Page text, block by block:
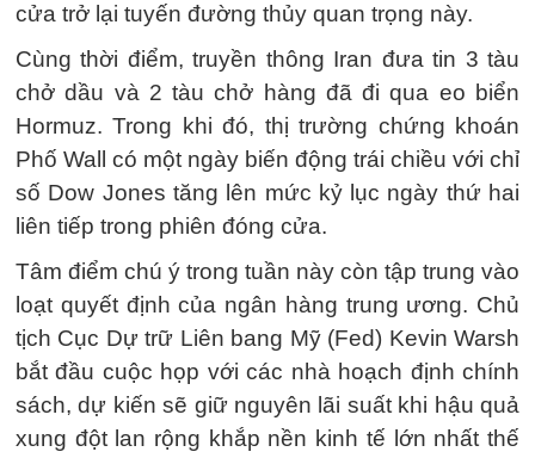
cửa trở lại tuyến đường thủy quan trọng này.
Cùng thời điểm, truyền thông Iran đưa tin 3 tàu
chở dầu và 2 tàu chở hàng đã đi qua eo biển
Hormuz. Trong khi đó, thị trường chứng khoán
Phố Wall có một ngày biến động trái chiều với chỉ
số Dow Jones tăng lên mức kỷ lục ngày thứ hai
liên tiếp trong phiên đóng cửa.
Tâm điểm chú ý trong tuần này còn tập trung vào
loạt quyết định của ngân hàng trung ương. Chủ
tịch Cục Dự trữ Liên bang Mỹ (Fed) Kevin Warsh
bắt đầu cuộc họp với các nhà hoạch định chính
sách, dự kiến ​​sẽ giữ nguyên lãi suất khi hậu quả
xung đột lan rộng khắp nền kinh tế lớn nhất thế